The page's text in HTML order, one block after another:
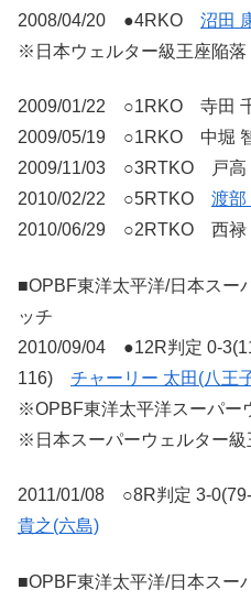
2008/04/20 ●4RKO 沼田
※日本ウェルター級王座陥落
2009/01/22 ○1RKO 寺田
2009/05/19 ○1RKO 中堀
2009/11/03 ○3RTKO 戸高
2010/02/22 ○5RTKO 渡部
2010/06/29 ○2RTKO 西禄
■OPBF東洋太平洋/日本スー
ッチ
2010/09/04 ●12R判定 0-
116) チャーリー 太田(八王
※OPBF東洋太平洋スーパー
※日本スーパーウェルター級
2011/01/08 ○8R判定 3-
貴之(六島)
■OPBF東洋太平洋/日本スー